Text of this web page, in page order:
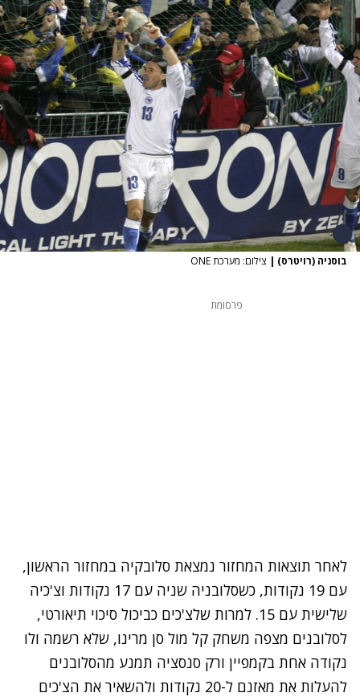
בוסניה (רויטרס) | צילום: מערכת ONE
פרסומת
לאחר תוצאות המחזור נמצאת סלובקיה במחזור הראשון,
עם 19 נקודות, כשסלובניה שניה עם 17 נקודות וצ'כיה
שלישית עם 15. למרות שלצ'כים כביכול סיכוי תיאורטי,
לסלובנים מצפה משחק קל מול סן מרינו, שלא רשמה ולו
נקודה אחת בקמפיין ורק סנסציה תמנע מהסלובנים
להעלות את מאזנם ל-20 נקודות ולהשאיר את הצ'כים